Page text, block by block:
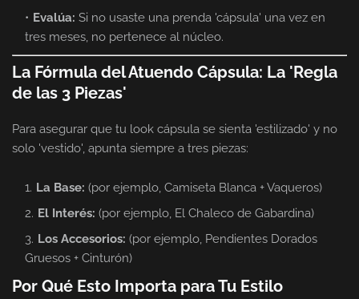
Evalúa: Si no usaste una prenda 'cápsula' una vez en
tres meses, no pertenece al núcleo.
La Fórmula del Atuendo Cápsula: La 'Regla
de las 3 Piezas'
Para asegurar que tu look cápsula se sienta 'estilizado' y no
solo 'vestido', apunta siempre a tres piezas:
La Base: (por ejemplo, Camiseta Blanca + Vaqueros)
El Interés: (por ejemplo, El Chaleco de Gabardina)
Los Accesorios: (por ejemplo, Pendientes Dorados
Gruesos + Cinturón)
Por Qué Esto Importa para Tu Estilo